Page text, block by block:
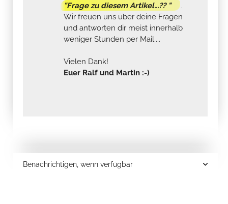
"Frage zu diesem Artikel...?? "
.
Wir freuen uns über deine Fragen
und antworten dir meist innerhalb
weniger Stunden per Mail....
Vielen Dank!
Euer Ralf und Martin :-)
Benachrichtigen, wenn verfügbar